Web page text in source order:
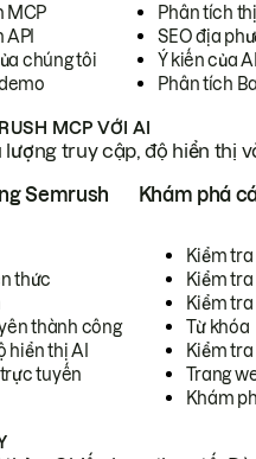
MCP
API
chúng tôi
Phân tích
SEO địa
Ý kiến của
Phân tích
MCP VỚI AI
lượng truy cập, độ hiển thị
Semrush
thức
thành công
hiển thị AI
tuyến
Khám phá
Kiểm
Kiểm tra
Kiểm
Từ khóa
Kiểm
Trang
Khám